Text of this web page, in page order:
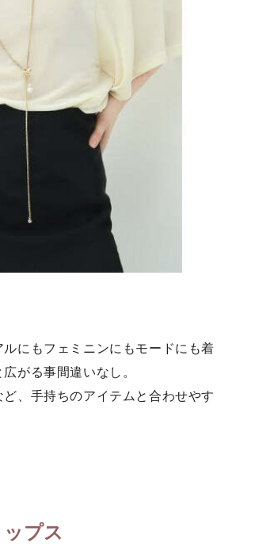
にもフェミニンにもモードにも着
がる事間違いなし。
、手持ちのアイテムと合わせやす
プス